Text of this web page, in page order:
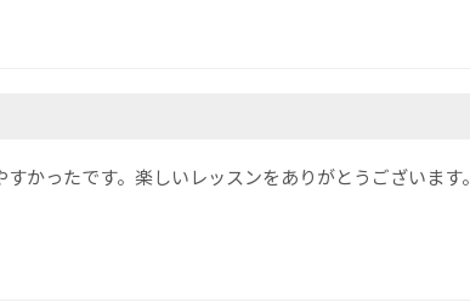
かったです。楽しいレッスンをありがとうございます。